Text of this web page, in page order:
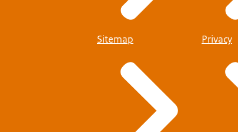
Sitemap Privacy